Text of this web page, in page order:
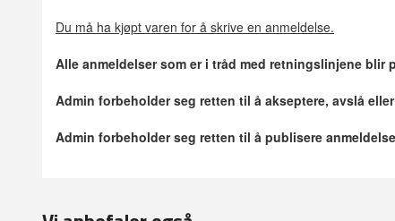
Du må ha kjøpt varen for å skrive en anmeldelse.
Alle anmeldelser som er i tråd med retningslinjene
Admin forbeholder seg retten til å akseptere, avslå
Admin forbeholder seg retten til å publisere